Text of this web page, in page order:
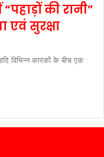
की रानी”
एवं सुरक्षा
विभिन्न कारकों के बीच एक